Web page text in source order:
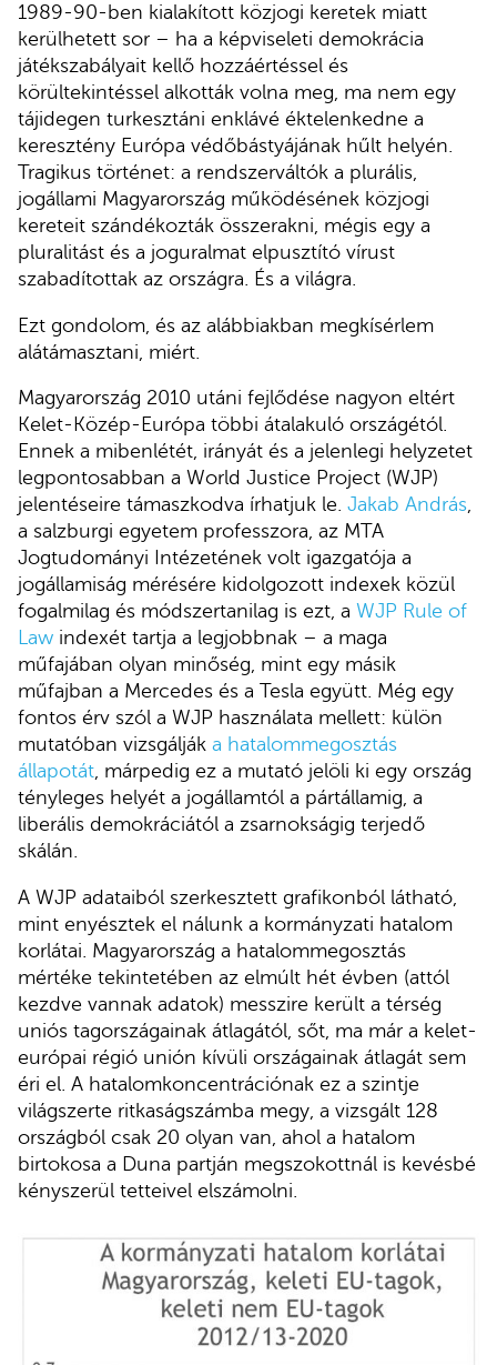
1989-90-ben kialakított közjogi keretek miatt
kerülhetett sor – ha a képviseleti demokrácia
játékszabályait kellő hozzáértéssel és
körültekintéssel alkották volna meg, ma nem egy
tájidegen turkesztáni enklávé éktelenkedne a
keresztény Európa védőbástyájának hűlt helyén.
Tragikus történet: a rendszerváltók a plurális,
jogállami Magyarország működésének közjogi
kereteit szándékozták összerakni, mégis egy a
pluralitást és a joguralmat elpusztító vírust
szabadítottak az országra. És a világra.
Ezt gondolom, és az alábbiakban megkísérlem
alátámasztani, miért.
Magyarország 2010 utáni fejlődése nagyon eltért
Kelet-Közép-Európa többi átalakuló országétól.
Ennek a mibenlétét, irányát és a jelenlegi helyzetet
legpontosabban a World Justice Project (WJP)
jelentéseire támaszkodva írhatjuk le. Jakab András,
a salzburgi egyetem professzora, az MTA
Jogtudományi Intézetének volt igazgatója a
jogállamiság mérésére kidolgozott indexek közül
fogalmilag és módszertanilag is ezt, a WJP Rule of
Law indexét tartja a legjobbnak – a maga
műfajában olyan minőség, mint egy másik
műfajban a Mercedes és a Tesla együtt. Még egy
fontos érv szól a WJP használata mellett: külön
mutatóban vizsgálják a hatalommegosztás
állapotát, márpedig ez a mutató jelöli ki egy ország
tényleges helyét a jogállamtól a pártállamig, a
liberális demokráciától a zsarnokságig terjedő
skálán.
A WJP adataiból szerkesztett grafikonból látható,
mint enyésztek el nálunk a kormányzati hatalom
korlátai. Magyarország a hatalommegosztás
mértéke tekintetében az elmúlt hét évben (attól
kezdve vannak adatok) messzire került a térség
uniós tagországainak átlagától, sőt, ma már a kelet-
európai régió unión kívüli országainak átlagát sem
éri el. A hatalomkoncentrációnak ez a szintje
világszerte ritkaságszámba megy, a vizsgált 128
országból csak 20 olyan van, ahol a hatalom
birtokosa a Duna partján megszokottnál is kevésbé
kényszerül tetteivel elszámolni.